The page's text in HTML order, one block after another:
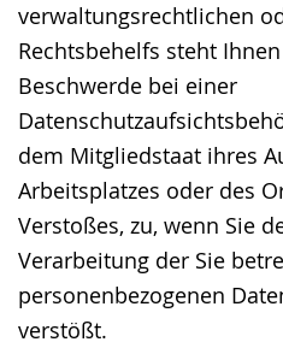
verwaltungsrechtlichen
Rechtsbehelfs steht
Beschwerde bei einer
dem Mitgliedstaat ihres
Arbeitsplatzes oder des
Verstoßes, zu, wenn Sie
Verarbeitung der Sie
personenbezogenen
verstößt.